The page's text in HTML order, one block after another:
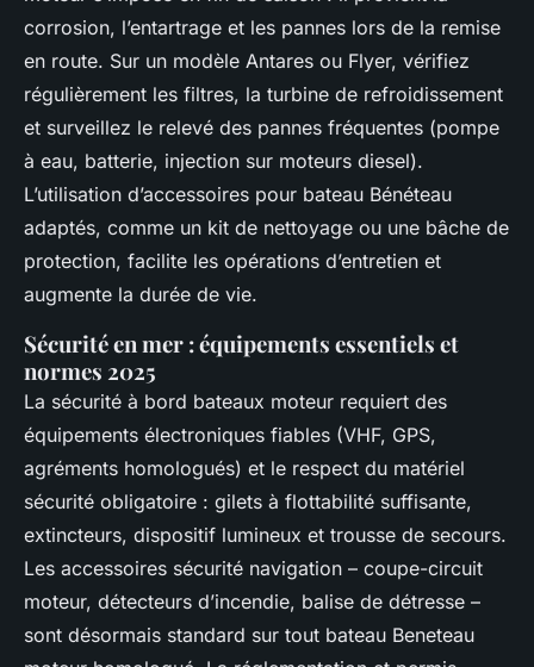
corrosion, l’entartrage et les pannes lors de la remise
en route. Sur un modèle Antares ou Flyer, vérifiez
régulièrement les filtres, la turbine de refroidissement
et surveillez le relevé des pannes fréquentes (pompe
à eau, batterie, injection sur moteurs diesel).
L’utilisation d’accessoires pour bateau Bénéteau
adaptés, comme un kit de nettoyage ou une bâche de
protection, facilite les opérations d’entretien et
augmente la durée de vie.
Sécurité en mer : équipements essentiels et
normes 2025
La sécurité à bord bateaux moteur requiert des
équipements électroniques fiables (VHF, GPS,
agréments homologués) et le respect du matériel
sécurité obligatoire : gilets à flottabilité suffisante,
extincteurs, dispositif lumineux et trousse de secours.
Les accessoires sécurité navigation – coupe-circuit
moteur, détecteurs d’incendie, balise de détresse –
sont désormais standard sur tout bateau Beneteau